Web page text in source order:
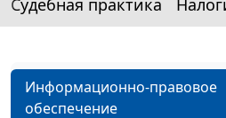
Судебная практика
Информационно-правовое
обеспечение